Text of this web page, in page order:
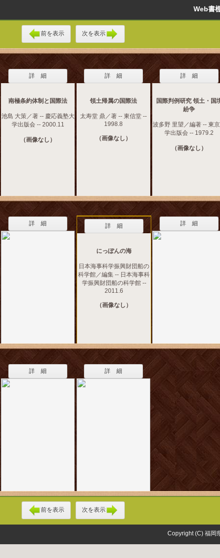
Web
前を表示 次を表示
詳 細
南極条約体制と国際法
池島 大策／著 -- 慶応義塾大
学出版会 -- 2000.11
（画像なし）
詳 細
領土帰属の国際法
太寿堂 鼎／著 -- 東信堂 --
1998.8
（画像なし）
詳 細
国際判例研究 領土・国
紛争
波多野 里望／編著 -- 東
学出版会 -- 1979.2
（画像なし）
詳 細 詳 細
にっぽんの海
日本海事科学振興財団船の
科学館／編集 -- 日本海事科
学振興財団船の科学館 --
2011.6
（画像なし）
詳 細
詳 細 詳 細
前を表示 次を表示
Copyright (C) 福岡